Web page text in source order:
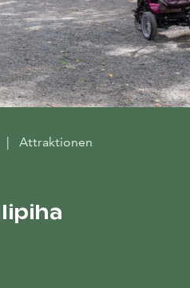
| Attraktionen